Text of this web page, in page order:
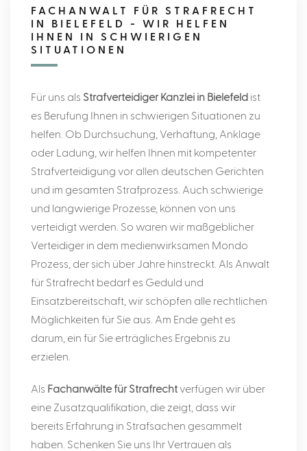
FACHANWALT FÜR STRAFRECHT
IN BIELEFELD - WIR HELFEN
IHNEN IN SCHWIERIGEN
SITUATIONEN
Für uns als Strafverteidiger Kanzlei in Bielefeld ist
es Berufung Ihnen in schwierigen Situationen zu
helfen. Ob Durchsuchung, Verhaftung, Anklage
oder Ladung, wir helfen Ihnen mit kompetenter
Strafverteidigung vor allen deutschen Gerichten
und im gesamten Strafprozess. Auch schwierige
und langwierige Prozesse, können von uns
verteidigt werden. So waren wir maßgeblicher
Verteidiger in dem medienwirksamen Mondo
Prozess, der sich über Jahre hinstreckt. Als Anwalt
für Strafrecht bedarf es Geduld und
Einsatzbereitschaft, wir schöpfen alle rechtlichen
Möglichkeiten für Sie aus. Am Ende geht es
darum, ein für Sie erträgliches Ergebnis zu
erzielen.
Als Fachanwälte für Strafrecht verfügen wir über
eine Zusatzqualifikation, die zeigt, dass wir
bereits Erfahrung in Strafsachen gesammelt
haben. Schenken Sie uns Ihr Vertrauen als